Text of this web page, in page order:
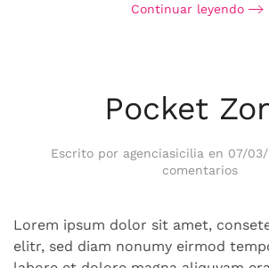
Continuar leyendo
Pocket
Escrito por agenciasicilia en 07/
comentariosen
Lorem ipsum dolor sit amet,
elitr, sed diam nonumy eirmod